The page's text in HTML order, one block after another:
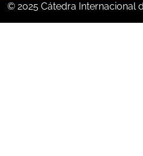
© 2025 Cátedra Internacional